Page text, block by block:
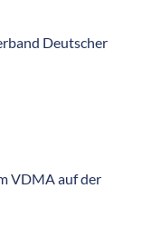
Deutscher
VDMA auf der